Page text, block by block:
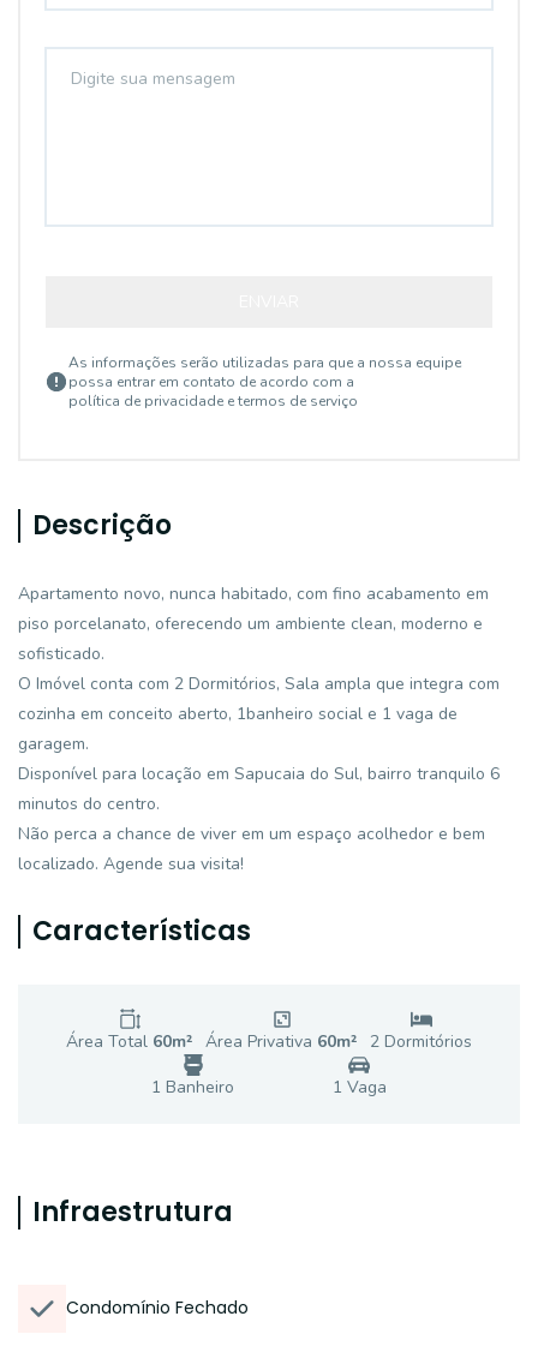
As informações serão utilizadas para que a nossa equipe
possa entrar em contato de acordo com a
política de privacidade e termos de serviço
Descrição
Apartamento novo, nunca habitado, com fino acabamento em
piso porcelanato, oferecendo um ambiente clean, moderno e
sofisticado.
O Imóvel conta com 2 Dormitórios, Sala ampla que integra com
cozinha em conceito aberto, 1banheiro social e 1 vaga de
garagem.
Disponível para locação em Sapucaia do Sul, bairro tranquilo 6
minutos do centro.
Não perca a chance de viver em um espaço acolhedor e bem
localizado. Agende sua visita!
Características
Área Total 60m² Área Privativa 60m² 2 Dormitórios
1 Banheiro 1 Vaga
Infraestrutura
Condomínio Fechado